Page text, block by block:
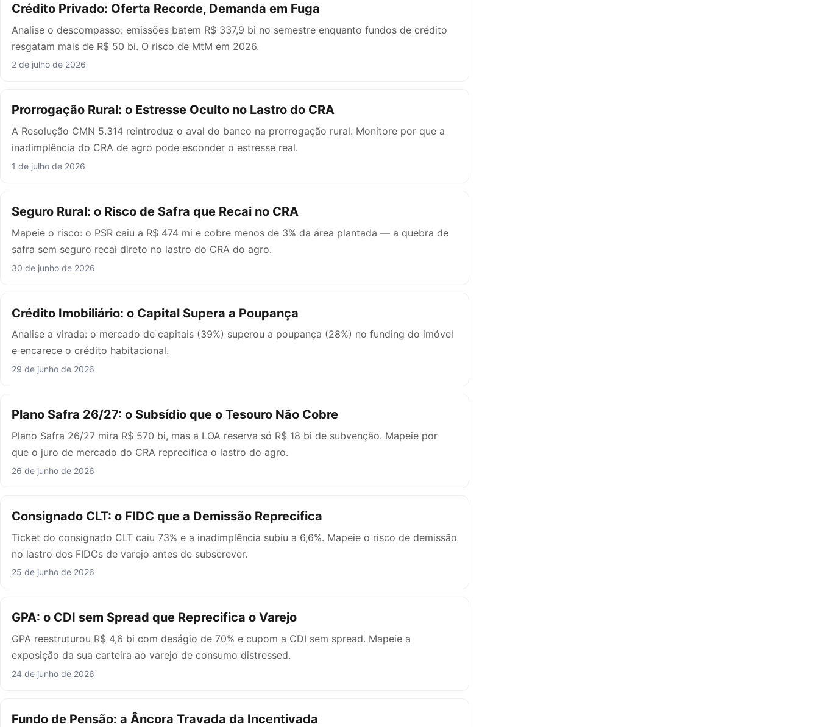
Crédito Privado: Oferta Recorde, Demanda em Fuga
Analise o descompasso: emissões batem R$ 337,9 bi no semestre enquanto fundos de crédito
resgatam mais de R$ 50 bi. O risco de MtM em 2026.
2 de julho de 2026
Prorrogação Rural: o Estresse Oculto no Lastro do CRA
A Resolução CMN 5.314 reintroduz o aval do banco na prorrogação rural. Monitore por que a
inadimplência do CRA de agro pode esconder o estresse real.
1 de julho de 2026
Seguro Rural: o Risco de Safra que Recai no CRA
Mapeie o risco: o PSR caiu a R$ 474 mi e cobre menos de 3% da área plantada — a quebra de
safra sem seguro recai direto no lastro do CRA do agro.
30 de junho de 2026
Crédito Imobiliário: o Capital Supera a Poupança
Analise a virada: o mercado de capitais (39%) superou a poupança (28%) no funding do imóvel
e encarece o crédito habitacional.
29 de junho de 2026
Plano Safra 26/27: o Subsídio que o Tesouro Não Cobre
Plano Safra 26/27 mira R$ 570 bi, mas a LOA reserva só R$ 18 bi de subvenção. Mapeie por
que o juro de mercado do CRA reprecifica o lastro do agro.
26 de junho de 2026
Consignado CLT: o FIDC que a Demissão Reprecifica
Ticket do consignado CLT caiu 73% e a inadimplência subiu a 6,6%. Mapeie o risco de demissão
no lastro dos FIDCs de varejo antes de subscrever.
25 de junho de 2026
GPA: o CDI sem Spread que Reprecifica o Varejo
GPA reestruturou R$ 4,6 bi com deságio de 70% e cupom a CDI sem spread. Mapeie a
exposição da sua carteira ao varejo de consumo distressed.
24 de junho de 2026
Fundo de Pensão: a Âncora Travada da Incentivada